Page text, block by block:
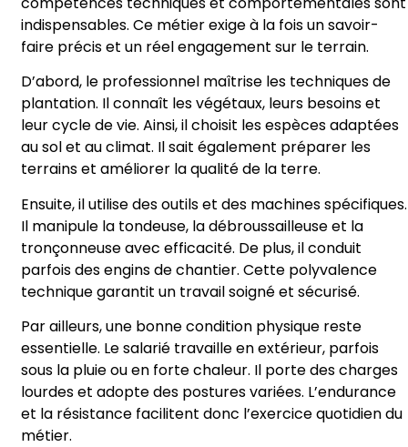
indispensables. Ce métier exige à la fois un savoir-
faire précis et un réel engagement sur le terrain.
D’abord, le professionnel maîtrise les techniques de
plantation. Il connaît les végétaux, leurs besoins et
leur cycle de vie. Ainsi, il choisit les espèces adaptées
au sol et au climat. Il sait également préparer les
terrains et améliorer la qualité de la terre.
Ensuite, il utilise des outils et des machines spécifiques.
Il manipule la tondeuse, la débroussailleuse et la
tronçonneuse avec efficacité. De plus, il conduit
parfois des engins de chantier. Cette polyvalence
technique garantit un travail soigné et sécurisé.
Par ailleurs, une bonne condition physique reste
essentielle. Le salarié travaille en extérieur, parfois
sous la pluie ou en forte chaleur. Il porte des charges
lourdes et adopte des postures variées. L’endurance
et la résistance facilitent donc l’exercice quotidien du
métier.